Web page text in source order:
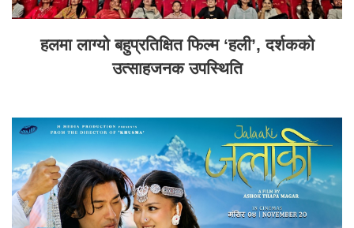
हलमा लाग्यो बहुप्रतिक्षित फिल्म ‘हली’, दर्शकको
उत्साहजनक उपस्थिति